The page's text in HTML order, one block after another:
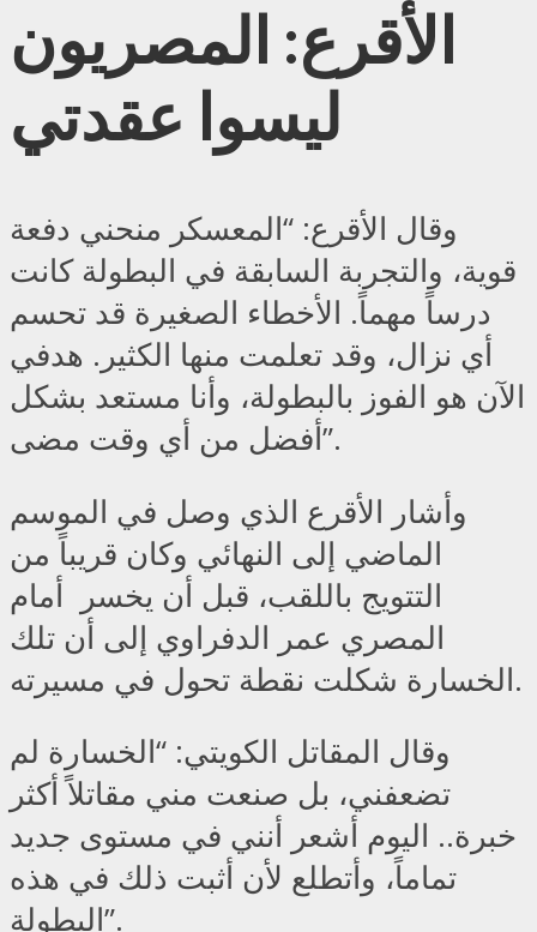
الأقرع: المصريون
ليسوا عقدتي
وقال الأقرع: “المعسكر منحني دفعة
قوية، والتجربة السابقة في البطولة كانت
درساً مهماً. الأخطاء الصغيرة قد تحسم
أي نزال، وقد تعلمت منها الكثير. هدفي
الآن هو الفوز بالبطولة، وأنا مستعد بشكل
أفضل من أي وقت مضى”.
وأشار الأقرع الذي وصل في الموسم
الماضي إلى النهائي وكان قريباً من
التتويج باللقب، قبل أن يخسر أمام
المصري عمر الدفراوي إلى أن تلك
الخسارة شكلت نقطة تحول في مسيرته.
وقال المقاتل الكويتي: “الخسارة لم
تضعفني، بل صنعت مني مقاتلاً أكثر
خبرة.. اليوم أشعر أنني في مستوى جديد
تماماً، وأتطلع لأن أثبت ذلك في هذه
البطولة”.